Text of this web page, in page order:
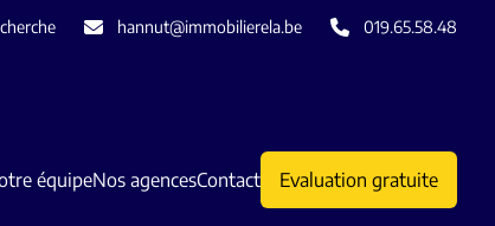
hannut@immobilierela.be 019.65.58.48
équipeNos agencesContact Evaluation gratuite